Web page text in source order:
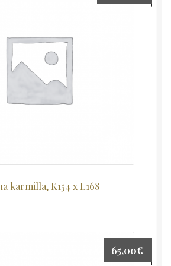
karmilla, K154 x L168
65,00€